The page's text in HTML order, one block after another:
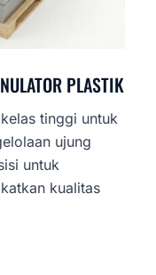
PLASTIK
tinggi untuk
ujung
untuk
kualitas